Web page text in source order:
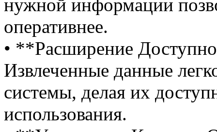
нужной информации
оперативнее.
• **Расширение
Извлеченные данные
системы, делая их
использования.